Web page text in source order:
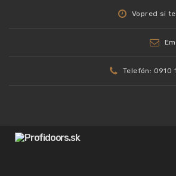
Vopred si
Telefón: 0910